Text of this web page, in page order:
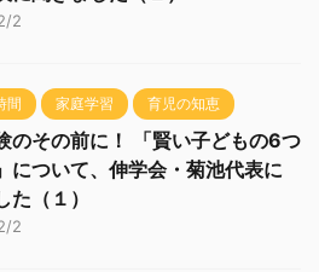
2
間 家庭学習 育児の知恵
のその前に！ 「賢い子どもの6つ
について、伸学会・菊池代表に
た（１）
2